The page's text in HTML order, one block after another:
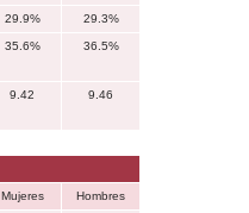
29.9% 29.3%
35.6% 36.5%
9.42 9.46
Mujeres Hombres